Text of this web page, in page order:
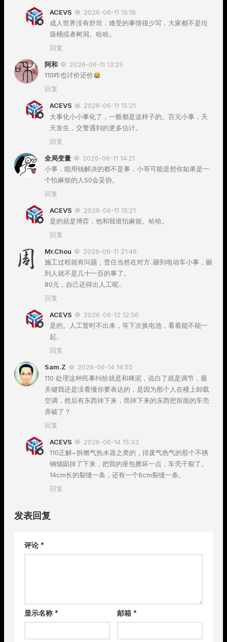
ACEVS
2026-06-11 15:18
成人世界没有舒坦，难受的事情很少写，大家都不是垃
圾桶或者树洞。哈哈。
回复
阿和
2026-06-11 13:25
110咋也讨价还价
回复
ACEVS
2026-06-11 15:21
大事化小小事化了，一般都是这样子的。百元小事，天
天发生，交警遇到的更多估计。
回复
全局变量
2026-06-11 14:21
小事，能用钱解决的都不是事，小哥可能是想你如果是一
个怕麻烦的人50会妥协。
回复
ACEVS
2026-06-11 15:21
是的就是博弈，他和我谁怕麻烦。哈哈。
回复
Mr.Chou
2026-06-11 21:46
施工过程就有问题，责任当然在对方..砸到电动车小事，砸
到人就不是几十一百的事了。
80元，自己还得出人工呢..
回复
ACEVS
2026-06-12 12:56
是的。人工暂时不出来，等下次换电池，看看能不能一
起。
回复
Sam.Z
2026-06-14 14:55
110 处理这种民事纠纷就是和稀泥，说白了就是调节，最
关键我还是没看懂你要表达的，是因为那个人在楼上卸载
空调，然后有东西掉下来，而掉下来的东西把前面的车壳
弄破了？
回复
ACEVS
2026-06-14 15:33
110正解~拆燃气热水器之类的，排废气热气的那个不锈
钢烟囱掉了下来，把我的座包擦坏一点，车壳干裂了。
14cm长的裂缝一条，还有一个6cm裂缝一条。
回复
发表回复
评论 *
显示名称 * 邮箱*